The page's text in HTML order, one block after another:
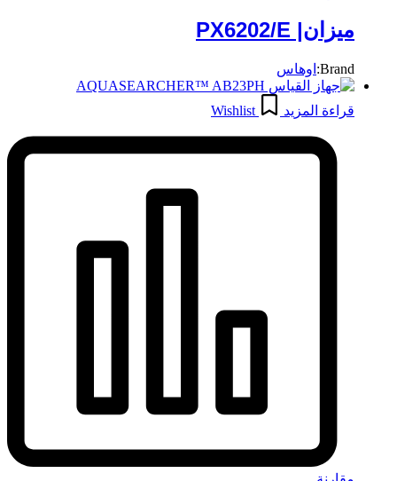
ميزان| PX6202/E
Brand: اوهاس
قراءة المزيد Wishlist